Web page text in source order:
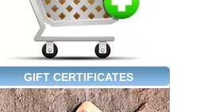
GIFT CERTIFICATES